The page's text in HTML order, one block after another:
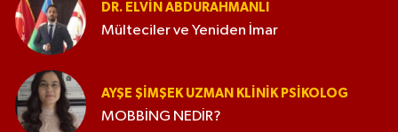
DR. ELVIN ABDURAHMANLI
Mülteciler ve Yeniden İmar
AYŞE ŞIMŞEK UZMAN KLINIK PSIKOLOG
MOBBİNG NEDİR?